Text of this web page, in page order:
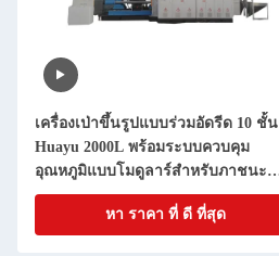
เครื่องเป่าขึ้นรูปแบบร่วมอัดรีด 10 ชั้น
Huayu 2000L พร้อมระบบควบคุม
อุณหภูมิแบบโมดูลาร์สำหรับภาชนะ
ขนาดใหญ่
หา ราคา ที่ ดี ที่สุด